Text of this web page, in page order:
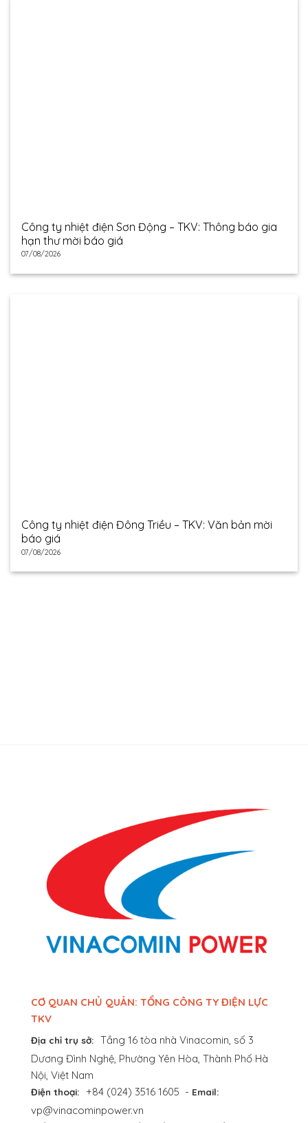
Công ty nhiệt điện Sơn Động – TKV: Thông báo gia
hạn thư mời báo giá
07/08/2026
Công ty nhiệt điện Đông Triều – TKV: Văn bản mời
báo giá
07/08/2026
CƠ QUAN CHỦ QUẢN: TỔNG CÔNG TY ĐIỆN LỰC
TKV
Địa chỉ trụ sở: Tầng 16 tòa nhà Vinacomin, số 3
Dương Đình Nghệ, Phường Yên Hòa, Thành Phố Hà
Nội, Việt Nam
Điện thoại: +84 (024) 3516 1605 - Email:
vp@vinacominpower.vn